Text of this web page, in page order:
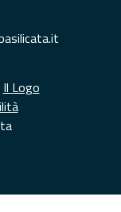
Il Logo